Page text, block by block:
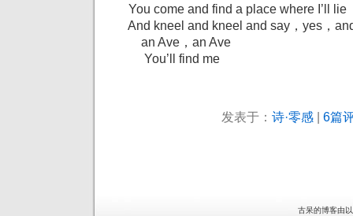
You come and find a place where I’ll lie
And kneel and kneel and say，yes，
an Ave，an Ave
You’ll find me
发表于： 诗·零感| 6篇
古呆的博客由